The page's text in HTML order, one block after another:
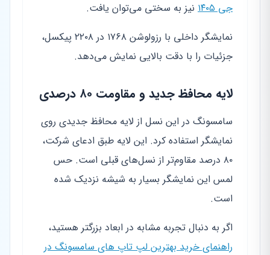
جی ۱۴۰۵
نیز به سختی می‌توان یافت.
نمایشگر داخلی با رزولوشن ۱۷۶۸ در ۲۲۰۸ پیکسل،
جزئیات را با دقت بالایی نمایش می‌دهد.
لایه محافظ جدید و مقاومت ۸۰ درصدی
سامسونگ در این نسل از لایه محافظ جدیدی روی
نمایشگر استفاده کرد. این لایه طبق ادعای شرکت،
۸۰ درصد مقاوم‌تر از نسل‌های قبلی است. حس
لمس این نمایشگر بسیار به شیشه نزدیک شده
است.
اگر به دنبال تجربه مشابه در ابعاد بزرگتر هستید،
راهنمای خرید بهترین لپ تاپ های سامسونگ در